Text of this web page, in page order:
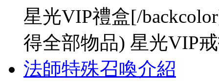
星光VIP禮盒[/
得全部物品) 星光VIP
法師特殊召喚介紹